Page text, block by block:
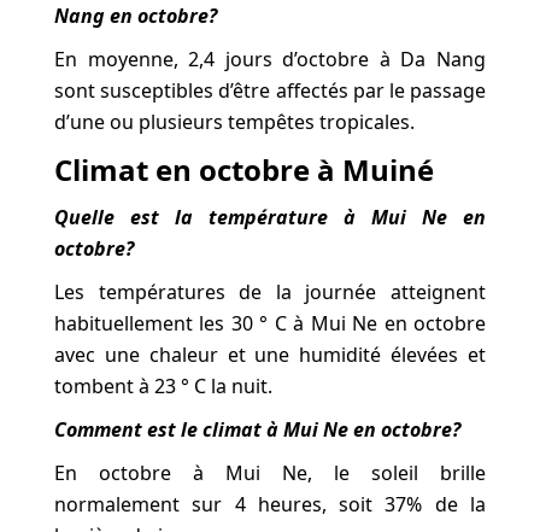
Nang en octobre?
En moyenne, 2,4 jours d’octobre à Da Nang
sont susceptibles d’être affectés par le passage
d’une ou plusieurs tempêtes tropicales.
Climat en octobre à Muiné
Quelle est la température à Mui Ne en
octobre?
Les températures de la journée atteignent
habituellement les 30 ° C à Mui Ne en octobre
avec une chaleur et une humidité élevées et
tombent à 23 ° C la nuit.
Comment est le climat à Mui Ne en octobre?
En octobre à Mui Ne, le soleil brille
normalement sur 4 heures, soit 37% de la